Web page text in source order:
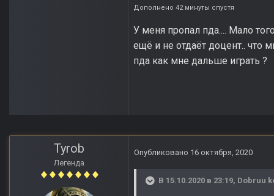
Дополнено 42 минуты спустя
У меня пропал пда.... Мало
ещё и не отдаёт доцент.. что
пда как мне дальше играть ?
Tyrob
Легенда
Опубликовано 16 октября, 2020
В 15.10.2020 в 23:19, Dobruu